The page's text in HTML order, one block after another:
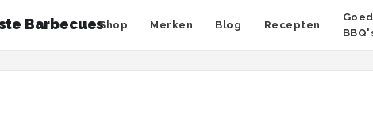
BarbecuesShop Merken Blog Recepten